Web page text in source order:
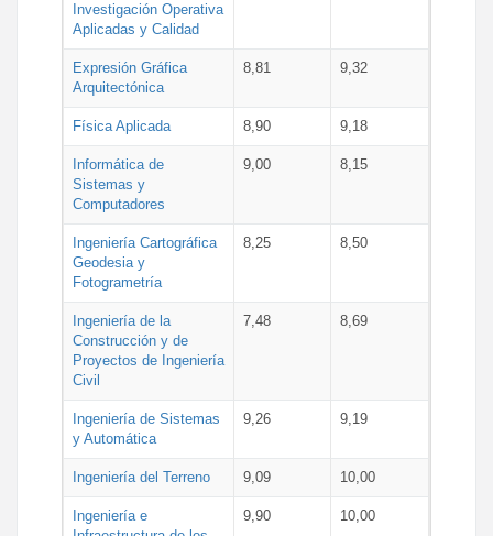
Investigación Operativa
Aplicadas y Calidad
Expresión Gráfica
Arquitectónica
8,81 9,32
Física Aplicada 8,90 9,18
Informática de
Sistemas y
Computadores
9,00 8,15
Ingeniería Cartográfica
Geodesia y
Fotogrametría
8,25 8,50
Ingeniería de la
Construcción y de
Proyectos de Ingeniería
Civil
7,48 8,69
Ingeniería de Sistemas
y Automática
9,26 9,19
Ingeniería del Terreno 9,09 10,00
Ingeniería e
9,90 10,00